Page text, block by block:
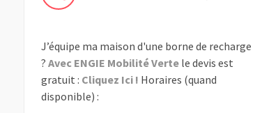
J’équipe ma maison d'une borne de recharge
? Avec ENGIE Mobilité Vertele devis est
gratuit : Cliquez Ici ! Horaires (quand
disponible) :